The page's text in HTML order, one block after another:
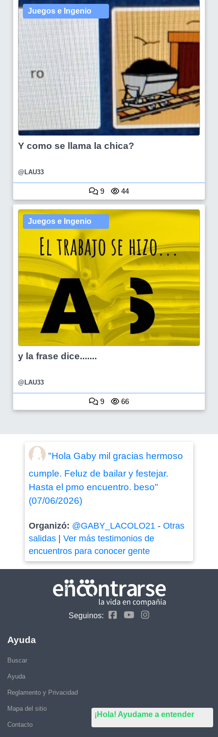
¡Hola! Ayudame a entender
Juegos e Ingenio
Y como se llama la chica?
@LAU33
9 44
Juegos e Ingenio
y la frase dice.......
@LAU33
9 66
"Hola Gaby mil gracias hermoso
cumple. Feluz de bailar y festejar.
Hasta el pmo encuentro. beso"
(07/06/2026)
Organizó: @GABY_LACOLO21- Otras
salidas| Ver más testimonios de
encuentros para conocer gente
Seguinos:
Ayuda
Buscar
Ayuda
Reglamento y Privacidad
Mapa del sitio
Contacto